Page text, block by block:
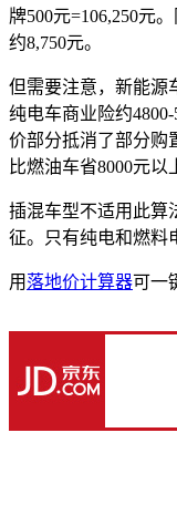
牌500元=106,250元
约8,750元。
但需要注意，新能源
纯电车商业险约
价部分抵消了部分购
比燃油车省8000元以
插混车型不适用此算
征。只有纯电和燃料
用 落地价计算器可一